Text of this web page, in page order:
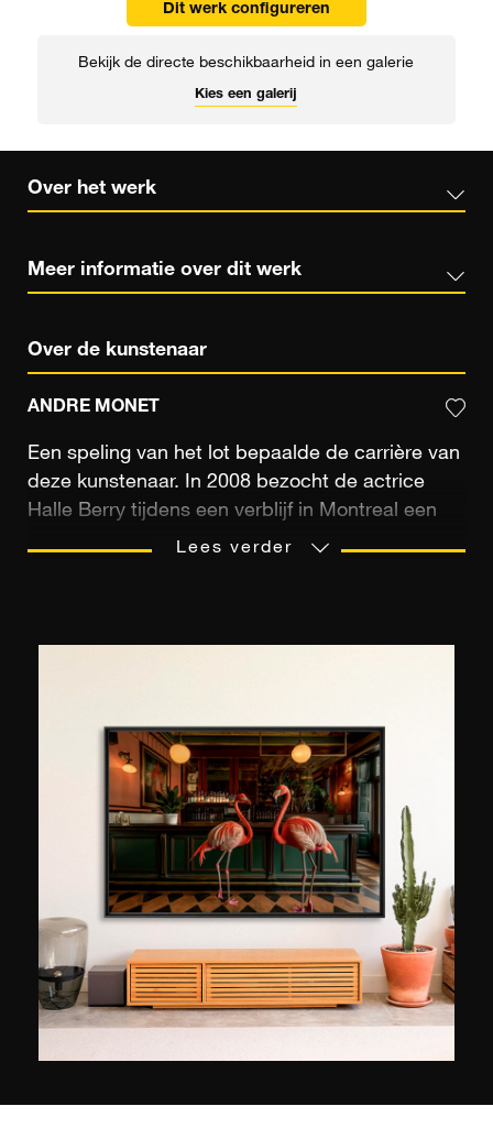
Dit werk configureren
Bekijk de directe beschikbaarheid in een galerie
Kies een galerij
Over het werk
Meer informatie over dit werk
Over de kunstenaar
ANDRE MONET
Een speling van het lot bepaalde de carrière van
deze kunstenaar. In 2008 bezocht de actrice
Halle Berry tijdens een verblijf in Montreal een
galerie, waar ze gefascineerd raakte door een
met de persoon die hij portretteert. Zijn werken
zijn zo precies dat ze op het eerste gezicht wel
foto’s lijken.
Lees verder